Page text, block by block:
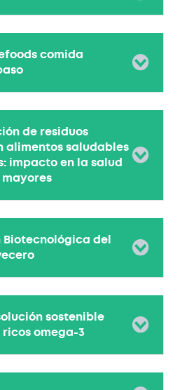
comida
de residuos
alimentos saludables
Biotecnológica del
sostenible
omega-3